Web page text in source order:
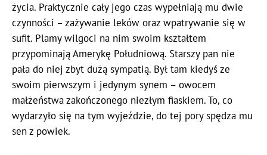
życia. Praktycznie cały jego czas wypełniają mu dwie
czynności – zażywanie leków oraz wpatrywanie się w
sufit. Plamy wilgoci na nim swoim kształtem
przypominają Amerykę Południową. Starszy pan nie
pała do niej zbyt dużą sympatią. Był tam kiedyś ze
swoim pierwszym i jedynym synem – owocem
małżeństwa zakończonego niezłym fiaskiem. To, co
wydarzyło się na tym wyjeździe, do tej pory spędza mu
sen z powiek.